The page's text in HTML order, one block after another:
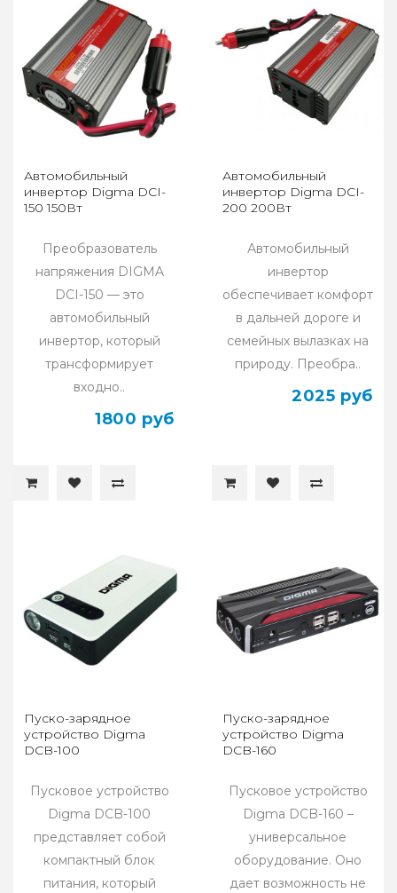
Автомобильный
инвертор Digma DCI-
150 150Вт
Преобразователь
напряжения DIGMA
DCI-150 — это
автомобильный
инвертор, который
трансформирует
входно..
1800 руб
Автомобильный
инвертор Digma DCI-
200 200Вт
Автомобильный
инвертор
обеспечивает комфорт
в дальней дороге и
семейных вылазках на
природу. Преобра..
2025 руб
Пуско-зарядное
устройство Digma
DCB-100
Пусковое устройство
Digma DCB-100
представляет собой
компактный блок
питания, который
Пуско-зарядное
устройство Digma
DCB-160
Пусковое устройство
Digma DCB-160 –
универсальное
оборудование. Оно
дает возможность не